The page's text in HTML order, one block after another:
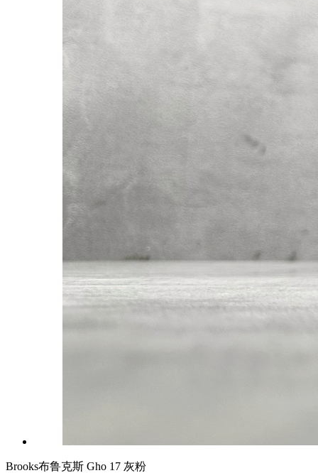
Brooks布鲁克斯 Gho 17 灰粉